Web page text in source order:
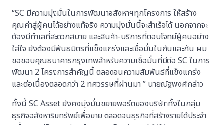
“SC มีความมุ่งมั่นในการพัฒนาอสังหาฯทุกโครงการ ให้สร้าง
คุณค่าสู่ผู้คนได้อย่างแท้จริง ความมุ่งมั่นนี้จะสำเร็จได้ นอกจากจะ
ต้องมีทำเลที่สะดวกสบาย และสินค้า-บริการที่ตอบโจทย์ผู้คนอย่าง
ใส่ใจ ยังต้องมีพันธมิตรที่แข็งแกร่งและเชื่อมั่นในกันและกัน ผม
ขอขอบคุณธนาคารกรุงเทพสำหรับความเชื่อมั่นที่มีต่อ SC ในการ
พัฒนา 2 โครงการสำคัญนี้ ตลอดจนความสัมพันธ์ที่แข็งแกร่ง
และต่อเนื่องตลอดกว่า 2 ทศวรรษที่ผ่านมา ” นายณัฐพงศ์กล่าว
ทั้งนี้ SC Asset ยังคงมุ่งมั่นขยายพอร์ตของบริษัททั้งในกลุ่ม
ธุรกิจอสังหาริมทรัพย์เพื่อขาย ตลอดจนธุรกิจที่สร้างรายได้ประจำ